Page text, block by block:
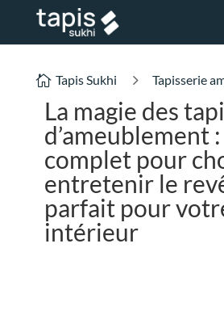
 Tapis Sukhi 5 Tapisserie
La magie des
d’ameublement
complet pour
entretenir le
parfait pour
intérieur